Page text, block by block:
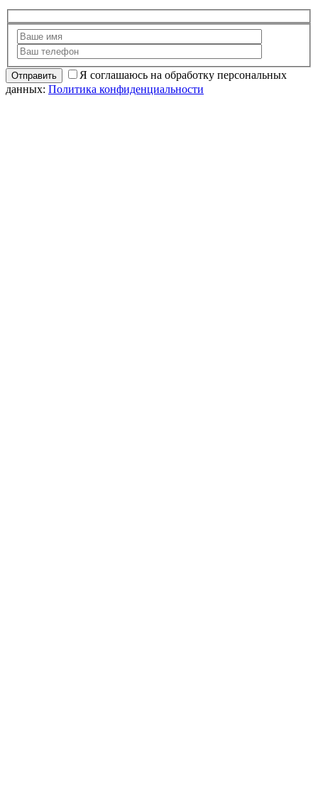
Я соглашаюсь на обработку персональных
данных: Политика конфиденциальности